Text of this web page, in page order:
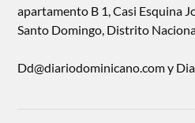
apartamento B 1, Casi Esquina
Santo Domingo, Distrito
Dd@diariodominicano.com y